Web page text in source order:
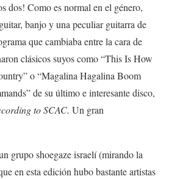
dos! Como es normal en el género,
banjo y una peculiar guitarra de
que cambiaba entre la cara de
clásicos suyos como “This Is How
o “Magalina Hagalina Boom
de su último e interesante disco,
to SCAC. Un gran
grupo shoegaze israelí (mirando la
en esta edición hubo bastante artistas